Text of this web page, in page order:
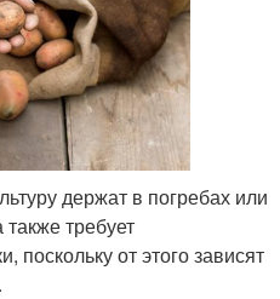
держат в погребах или
требует
поскольку от этого зависят